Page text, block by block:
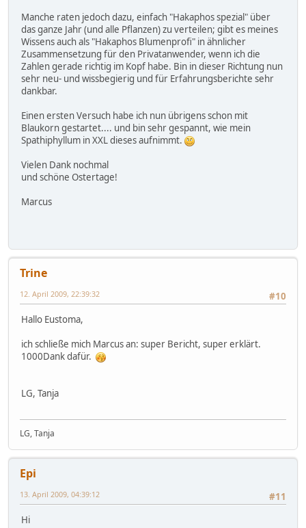
Manche raten jedoch dazu, einfach "Hakaphos spezial" über
das ganze Jahr (und alle Pflanzen) zu verteilen; gibt es meines
Wissens auch als "Hakaphos Blumenprofi" in ähnlicher
Zusammensetzung für den Privatanwender, wenn ich die
Zahlen gerade richtig im Kopf habe. Bin in dieser Richtung nun
sehr neu- und wissbegierig und für Erfahrungsberichte sehr
dankbar.
Einen ersten Versuch habe ich nun übrigens schon mit
Blaukorn gestartet.... und bin sehr gespannt, wie mein
Spathiphyllum in XXL dieses aufnimmt.
Vielen Dank nochmal
und schöne Ostertage!
Marcus
Trine
#10
12. April 2009, 22:39:32
Hallo Eustoma,
ich schließe mich Marcus an: super Bericht, super erklärt.
1000Dank dafür.
LG, Tanja
LG, Tanja
Epi
#11
13. April 2009, 04:39:12
Hi